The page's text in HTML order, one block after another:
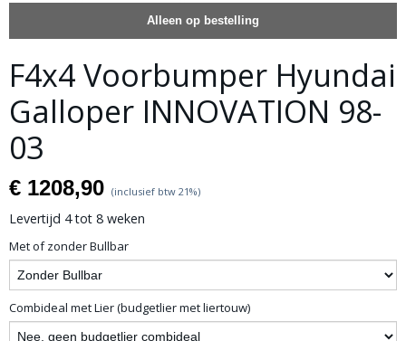
Alleen op bestelling
F4x4 Voorbumper Hyundai
Galloper INNOVATION 98-
03
€ 1208,90 (inclusief btw 21%)
Levertijd 4 tot 8 weken
Met of zonder Bullbar
Combideal met Lier (budgetlier met liertouw)